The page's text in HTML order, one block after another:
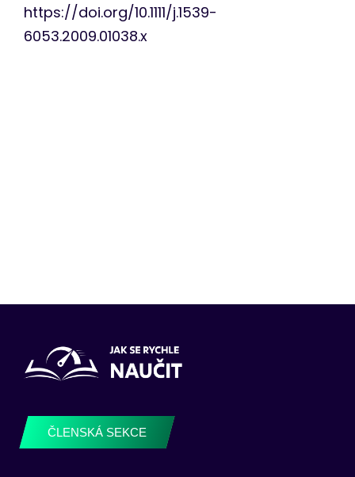
https://doi.org/10.1111/j.1539-
6053.2009.01038.x
ČLENSKÁ SEKCE